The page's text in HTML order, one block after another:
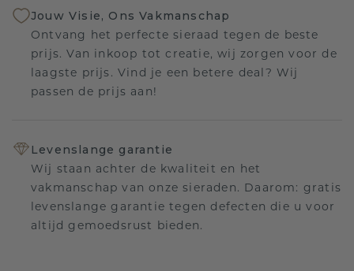
Jouw Visie, Ons Vakmanschap
Ontvang het perfecte sieraad tegen de beste
prijs. Van inkoop tot creatie, wij zorgen voor de
laagste prijs. Vind je een betere deal? Wij
passen de prijs aan!
Levenslange garantie
Wij staan achter de kwaliteit en het
vakmanschap van onze sieraden. Daarom: gratis
levenslange garantie tegen defecten die u voor
altijd gemoedsrust bieden.